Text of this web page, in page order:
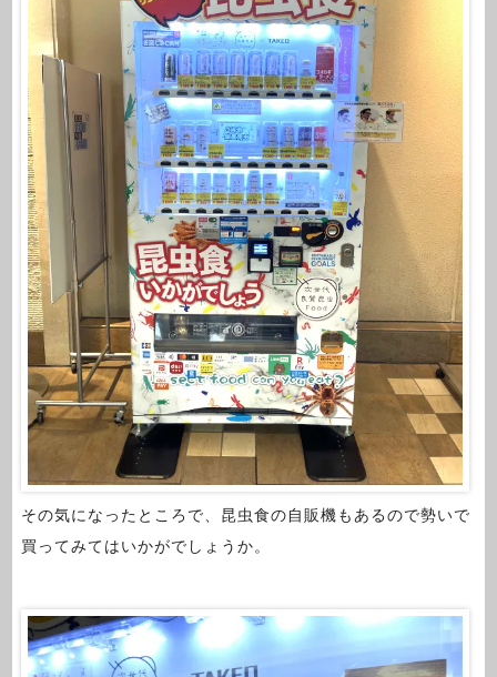
その気になったところで、昆虫食の自販機もあるので勢いで
買ってみてはいかがでしょうか。